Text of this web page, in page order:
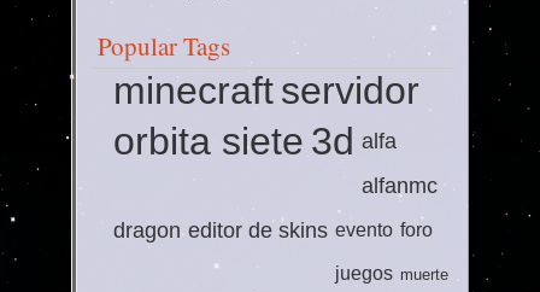
Popular Tags
minecraftservidor
orbita siete 3d alfa
alfanmc
dragon editor de skins evento foro
juegos muerte